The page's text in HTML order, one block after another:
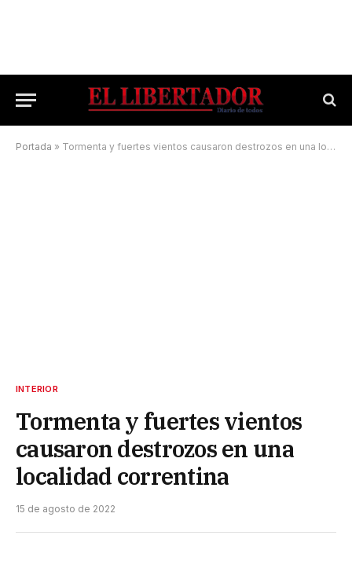
Portada » Tormenta y fuertes vientos causaron destrozos en una localidad correntina
INTERIOR
Tormenta y fuertes vientos
causaron destrozos en una
localidad correntina
15 de agosto de 2022